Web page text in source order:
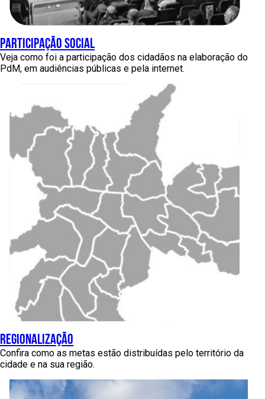
participação social
Veja como foi a participação dos cidadãos na elaboração do
PdM, em audiências públicas e pela internet.
regionalização
Confira como as metas estão distribuídas pelo território da
cidade e na sua região.